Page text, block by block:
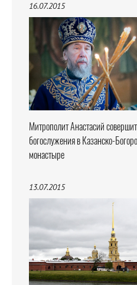
16.07.2015
Митрополит Анастасий совершит
богослужения в Казанско-
монастыре
13.07.2015